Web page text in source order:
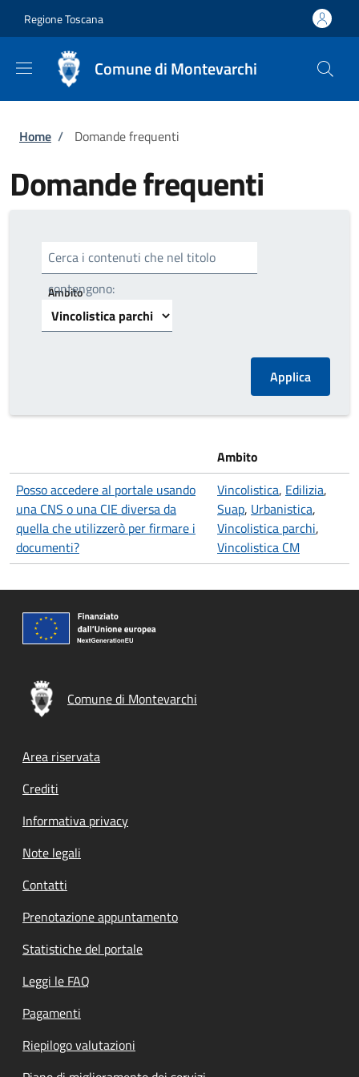
Regione Toscana
Comune di Montevarchi
Briciole di pane
Home / Domande frequenti
Domande frequenti
Cerca i contenuti che nel titolo
contengono:
Ambito
Ambito
Posso accedere al portale usando
una CNS o una CIE diversa da
quella che utilizzerò per firmare i
documenti?
Vincolistica, Edilizia,
Suap, Urbanistica,
Vincolistica parchi,
Vincolistica CM
Comune di Montevarchi
Footer menu
Area riservata
Crediti
Informativa privacy
Note legali
Contatti
Prenotazione appuntamento
Statistiche del portale
Leggi le FAQ
Pagamenti
Riepilogo valutazioni